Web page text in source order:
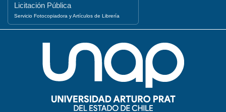
Licitación Pública
Servicio Fotocopiadora y Artículos de Librería